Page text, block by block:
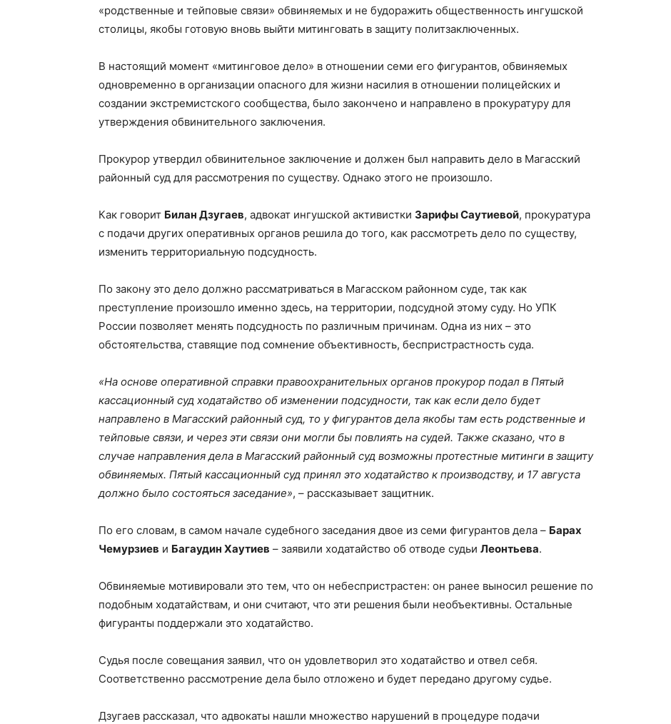
«родственные и тейповые связи» обвиняемых и не будоражить общественность ингушской
столицы, якобы готовую вновь выйти митинговать в защиту политзаключенных.
В настоящий момент «митинговое дело» в отношении семи его фигурантов, обвиняемых
одновременно в организации опасного для жизни насилия в отношении полицейских и
создании экстремистского сообщества, было закончено и направлено в прокуратуру для
утверждения обвинительного заключения.
Прокурор утвердил обвинительное заключение и должен был направить дело в Магасский
районный суд для рассмотрения по существу. Однако этого не произошло.
Как говорит Билан Дзугаев, адвокат ингушской активистки Зарифы Саутиевой, прокуратура
с подачи других оперативных органов решила до того, как рассмотреть дело по существу,
изменить территориальную подсудность.
По закону это дело должно рассматриваться в Магасском районном суде, так как
преступление произошло именно здесь, на территории, подсудной этому суду. Но УПК
России позволяет менять подсудность по различным причинам. Одна из них – это
обстоятельства, ставящие под сомнение объективность, беспристрастность суда.
«На основе оперативной справки правоохранительных органов прокурор подал в Пятый
кассационный суд ходатайство об изменении подсудности, так как если дело будет
направлено в Магасский районный суд, то у фигурантов дела якобы там есть родственные и
тейповые связи, и через эти связи они могли бы повлиять на судей. Также сказано, что в
случае направления дела в Магасский районный суд возможны протестные митинги в защиту
обвиняемых. Пятый кассационный суд принял это ходатайство к производству, и 17 августа
должно было состояться заседание», – рассказывает защитник.
По его словам, в самом начале судебного заседания двое из семи фигурантов дела – Барах
Чемурзиев и Багаудин Хаутиев – заявили ходатайство об отводе судьи Леонтьева.
Обвиняемые мотивировали это тем, что он небеспристрастен: он ранее выносил решение по
подобным ходатайствам, и они считают, что эти решения были необъективны. Остальные
фигуранты поддержали это ходатайство.
Судья после совещания заявил, что он удовлетворил это ходатайство и отвел себя.
Соответственно рассмотрение дела было отложено и будет передано другому судье.
Дзугаев рассказал, что адвокаты нашли множество нарушений в процедуре подачи